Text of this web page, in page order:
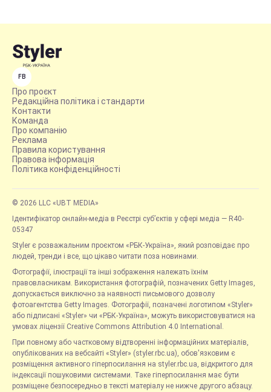
FB
Про проєкт
Редакційна політика і стандарти
Контакти
Команда
Про компанію
Реклама
Правила користування
Правова інформація
Політика конфіденційності
© 2026 LLC «UBT MEDIA»
Ідентифікатор онлайн-медіа в Реєстрі суб’єктів у сфері медіа — R40-
05347
Styler є розважальним проєктом «РБК-Україна», який розповідає про
людей, тренди і все, що цікаво читати поза новинами.
Фотографії, ілюстрації та інші зображення належать їхнім
правовласникам. Використання фотографій, позначених Getty Images,
допускається виключно за наявності письмового дозволу
фотоагентства Getty Images. Фотографії, позначені логотипом «Styler»
або підписані «Styler» чи «РБК-Україна», можуть використовуватися на
умовах ліцензії Creative Commons Attribution 4.0 International.
При повному або частковому відтворенні інформаційних матеріалів,
опублікованих на вебсайті «Styler» (styler.rbc.ua), обов'язковим є
розміщення активного гіперпосилання на styler.rbc.ua, відкритого для
індексації пошуковими системами. Таке гіперпосилання має бути
розміщене безпосередньо в тексті матеріалу не нижче другого абзацу.